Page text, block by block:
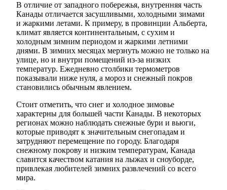
В отличие от западного побережья, внутренняя часть
Канады отличается засушливыми, холодными зимами
и жаркими летами. К примеру, в провинции Альберта,
климат является континентальным, с сухим и
холодным зимним периодом и жаркими летними
днями. В зимних месяцах мерзнуть можно не только на
улице, но и внутри помещений из-за низких
температур. Ежедневно столбики термометров
показывали ниже нуля, а мороз и снежный покров
становились обычным явлением.
Стоит отметить, что снег и холодное зимовье
характерны для большей части Канады. В некоторых
регионах можно наблюдать снежные бури и вьюги,
которые приводят к значительным снегопадам и
затрудняют перемещение по городу. Благодаря
снежному покрову и низким температурам, Канада
славится качеством катания на лыжах и сноуборде,
привлекая любителей зимних развлечений со всего
мира.